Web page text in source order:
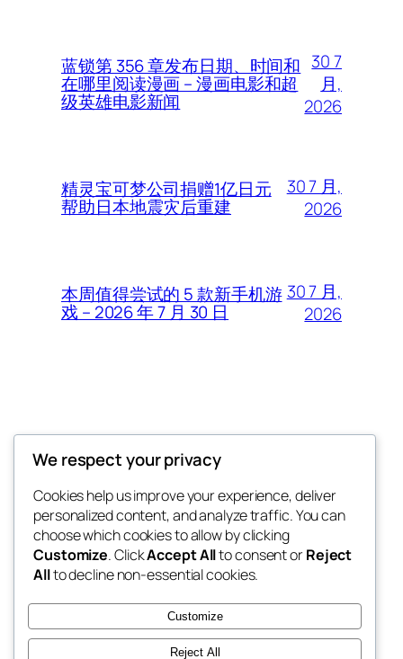
蓝锁第 356 章发布日期、时间和
在哪里阅读漫画 – 漫画电影和超
级英雄电影新闻
30 7
月,
2026
精灵宝可梦公司捐赠1亿日元
帮助日本地震灾后重建
30 7 月,
2026
本周值得尝试的 5 款新手机游
戏 – 2026 年 7 月 30 日
30 7 月,
2026
Thunder Feeds
你最喜欢的电子游戏和攻略杂志
博客
关于
常见问题
作者
事件
商店
样板
主题
We respect your privacy
Cookies help us improve your experience, deliver
personalized content, and analyze traffic. You can
choose which cookies to allow by clicking
Customize. ClickAccept Allto consent orReject
Allto decline non-essential cookies.
Customize
Reject All